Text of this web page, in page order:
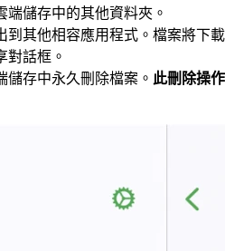
端儲存中的其他資料夾。
到其他相容應用程式。檔案將下載
對話框。
儲存中永久刪除檔案。 此刪除操作